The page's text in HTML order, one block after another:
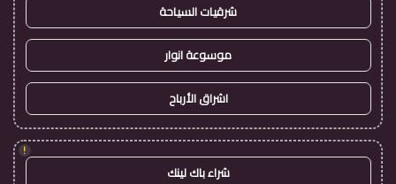
شرقيات السياحة
موسوعة انوار
اشراق الأرباح
!
شراء باك لينك